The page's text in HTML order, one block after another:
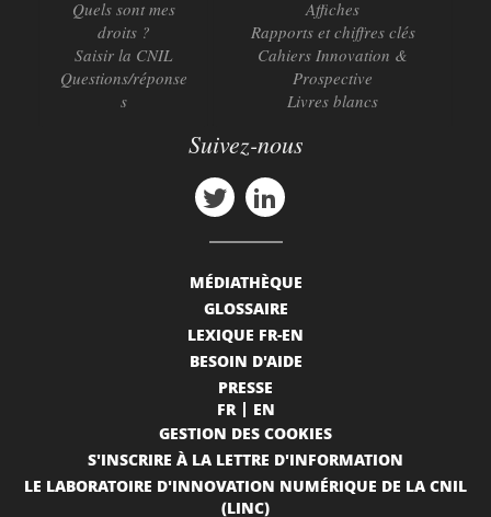
Quels sont mes
droits ?
Saisir la CNIL
Questions/réponse
s
Affiches
Rapports et chiffres clés
Cahiers Innovation &
Prospective
Livres blancs
Suivez-nous
MÉDIATHÈQUE
GLOSSAIRE
LEXIQUE FR-EN
BESOIN D'AIDE
PRESSE
FR
EN
GESTION DES COOKIES
S'INSCRIRE À LA LETTRE D'INFORMATION
LE LABORATOIRE D'INNOVATION NUMÉRIQUE DE LA CNIL
(LINC)